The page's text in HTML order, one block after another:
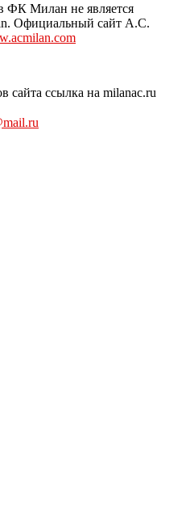
ФК Милан не является
Официальный сайт A.C.
сайта ссылка на milanac.ru